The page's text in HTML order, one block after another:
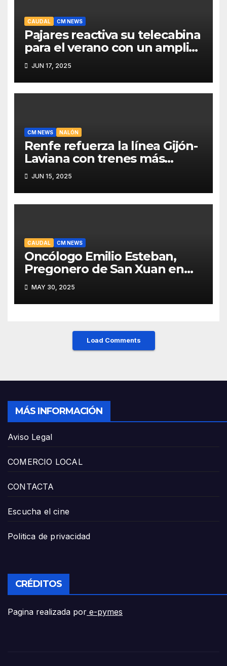
CAUDAL CM NEWS
Pajares reactiva su telecabina
para el verano con un amplio
programa de actividades
JUN 17, 2025
CM NEWS NALÓN
Renfe refuerza la línea Gijón-
Laviana con trenes más
fiables y mejor servicio para
recuperar viajeros
JUN 15, 2025
CAUDAL CM NEWS
Oncólogo Emilio Esteban,
Pregonero de San Xuan en
Mieres: Un Honor para Turón
y el HUCA
MAY 30, 2025
Load Comments
MÁS INFORMACIÓN
Aviso Legal
COMERCIO LOCAL
CONTACTA
Escucha el cine
Politica de privacidad
CRÉDITOS
Pagina realizada por e-pymes